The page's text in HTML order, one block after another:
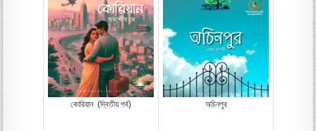
কোরিয়ান (দ্বিতীয় পর্ব) অচিনপুর